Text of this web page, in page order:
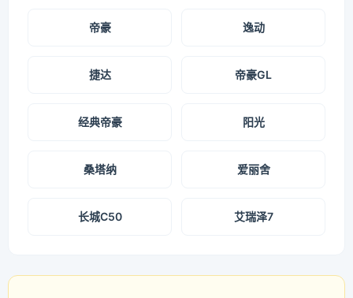
帝豪 逸动
捷达 帝豪GL
经典帝豪 阳光
桑塔纳 爱丽舍
长城C50 艾瑞泽7